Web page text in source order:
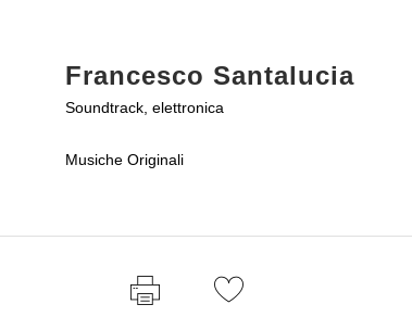
Francesco Santalucia
Soundtrack, elettronica
Musiche Originali